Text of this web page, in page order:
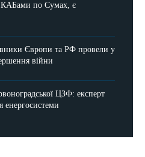
КАБами по Сумах, є
Європи та РФ провели у
війни
ЦЗФ: експерт
енергосистеми